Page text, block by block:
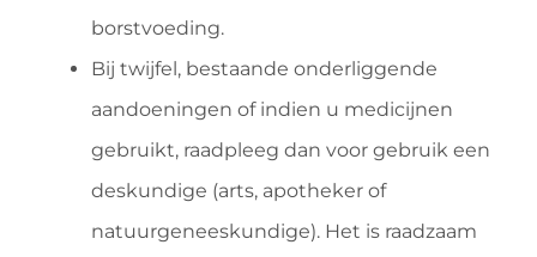
borstvoeding.
Bij twijfel, bestaande onderliggende
aandoeningen of indien u medicijnen
gebruikt, raadpleeg dan voor gebruik een
deskundige (arts, apotheker of
natuurgeneeskundige). Het is raadzaam